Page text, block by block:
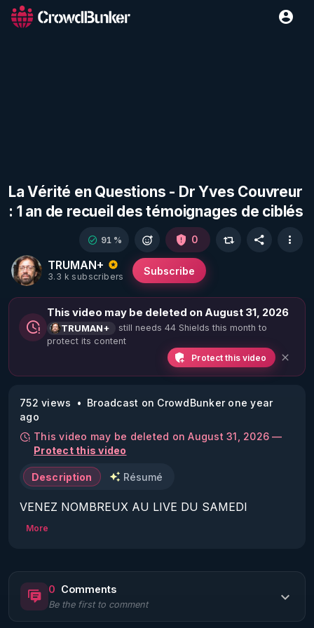
La Vérité en Questions - Dr Yves Couvreur
: 1 an de recueil des témoignages de ciblés
TRUMAN+
3.3 k subscribers
Subscribe
91 % 0
This video may be deleted on August 31, 2026
TRUMAN+
still needs 44 Shields this month to
protect its content
Protect this video
752 views
Broadcast on CrowdBunker one year
ago
This video may be deleted on August 31, 2026 —
Protect this video
Description Résumé
VENEZ NOMBREUX AU LIVE DU SAMEDI
26/10/24 21H :
Sujet : 1 an de recueil des témoignages de ciblés.
https://crowdbunker.com/@YvesCouvreur
More
0 Comments
Be the first to comment